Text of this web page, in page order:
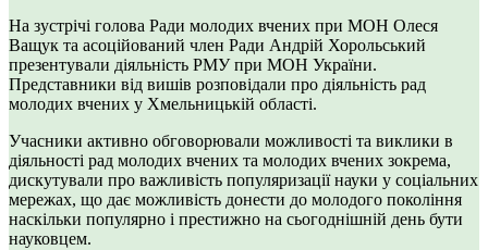
На зустрічі голова Ради молодих вчених при МОН Олеся
Ващук та асоційований член Ради Андрій Хорольський
презентували діяльність РМУ при МОН України.
Представники від вишів розповідали про діяльність рад
молодих вчених у Хмельницькій області.
Учасники активно обговорювали можливості та виклики в
діяльності рад молодих вчених та молодих вчених зокрема,
дискутували про важливість популяризації науки у соціальних
мережах, що дає можливість донести до молодого покоління
наскільки популярно і престижно на сьогоднішній день бути
науковцем.